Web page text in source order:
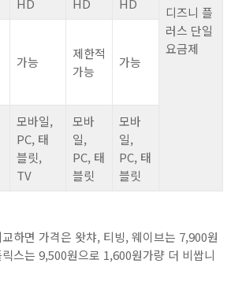
디즈니 플
러스 단일
요금제
HD HD
HD
가능
제한적
가능
가능
모바일,
PC, 태
블릿,
TV
모바
일,
PC, 태
블릿
모바
일,
PC, 태
블릿
하면 가격은 왓챠, 티빙, 웨이브는 7,900원
스는 9,500원으로 1,600원가량 더 비쌉니